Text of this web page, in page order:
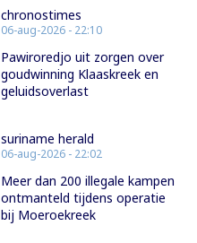
chronostimes
06-aug-2026 - 22:10
Pawiroredjo uit zorgen over
goudwinning Klaaskreek en
geluidsoverlast
suriname herald
06-aug-2026 - 22:02
Meer dan 200 illegale kampen
ontmanteld tijdens operatie
bij Moeroekreek